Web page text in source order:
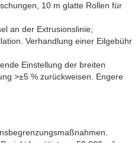
10 m glatte Rollen für
an der Extrusionslinie;
Verhandlung einer Eilgebühr
Einstellung der breiten
>±5 % zurückweisen. Engere